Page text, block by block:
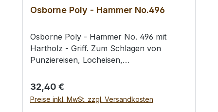
Osborne Poly - Hammer No.496
Osborne Poly - Hammer No. 496 mit
Hartholz - Griff. Zum Schlagen von
Punziereisen, Locheisen,
Schlagfläche. Wenig Rückschlag durch
schlagabsorbierenden Poly -
Hammerkopf. 240 gr Gesamtgewicht /
Regulärer Preis:
32,40 €
Preise inkl. MwSt. zzgl. Versandkosten